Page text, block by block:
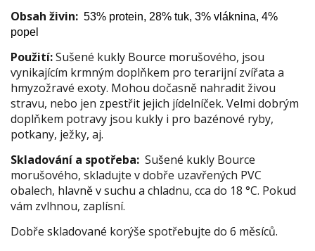
Obsah živin: 53% protein, 28% tuk, 3% vláknina, 4%
popel
Použití:Sušené kukly Bource morušového, jsou
vynikajícím krmným doplňkem pro terarijní zvířata a
hmyzožravé exoty. Mohou dočasně nahradit živou
stravu, nebo jen zpestřit jejich jídelníček. Velmi dobrým
doplňkem potravy jsou kukly i pro bazénové ryby,
potkany, ježky, aj.
Skladování a spotřeba: Sušené kukly Bource
morušového, skladujte v dobře uzavřených PVC
obalech, hlavně v suchu a chladnu, cca do 18 °C. Pokud
vám zvlhnou, zaplísní.
Dobře skladované korýše spotřebujte do 6 měsíců.